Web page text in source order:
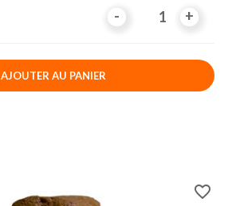
- +
- +
AJOUTER AU PANIER
favorite_border